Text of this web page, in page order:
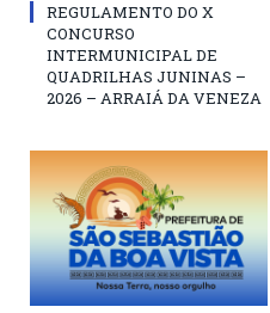
REGULAMENTO DO X
CONCURSO
INTERMUNICIPAL DE
QUADRILHAS JUNINAS –
2026 – ARRAIÁ DA VENEZA